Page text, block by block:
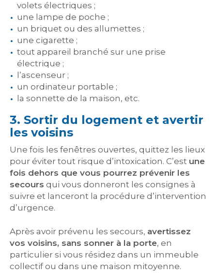
volets électriques ;
une lampe de poche ;
un briquet ou des allumettes ;
une cigarette ;
tout appareil branché sur une prise
électrique ;
l’ascenseur ;
un ordinateur portable ;
la sonnette de la maison, etc.
3. Sortir du logement et avertir
les voisins
Une fois les fenêtres ouvertes, quittez les lieux
pour éviter tout risque d’intoxication. C’est une
fois dehors que vous pourrez prévenir les
secours qui vous donneront les consignes à
suivre et lanceront la procédure d’intervention
d’urgence.
Après avoir prévenu les secours, avertissez
vos voisins, sans sonner à la porte, en
particulier si vous résidez dans un immeuble
collectif ou dans une maison mitoyenne.